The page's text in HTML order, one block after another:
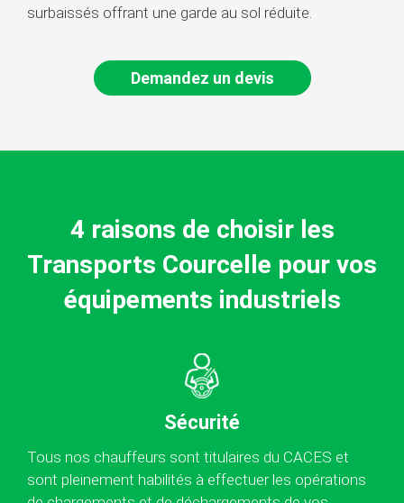
surbaissés offrant une garde au sol réduite.
Demandez un devis
4 raisons de choisir les
Transports Courcelle pour vos
équipements industriels
Sécurité
Tous nos chauffeurs sont titulaires du CACES et
sont pleinement habilités à effectuer les opérations